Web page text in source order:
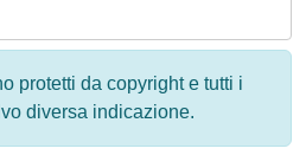
protetti da copyright e tutti i
diversa indicazione.